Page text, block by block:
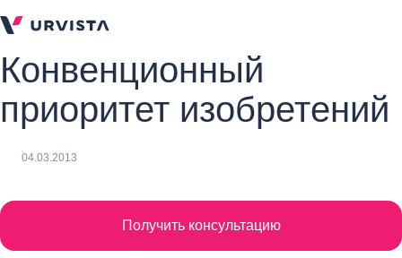
Конвенционный
приоритет изобретений
04.03.2013
Получить консультацию